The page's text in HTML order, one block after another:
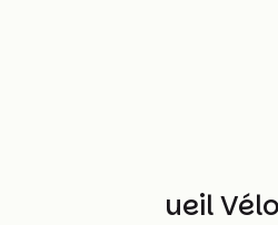
Autres Accueil